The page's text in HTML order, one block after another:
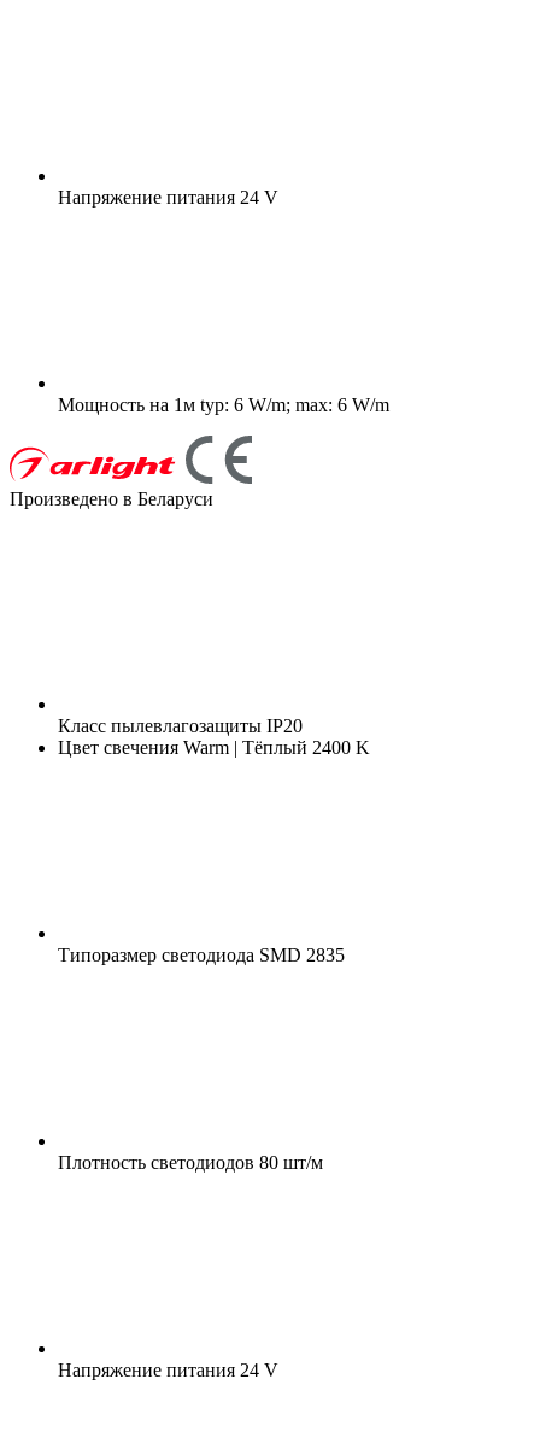
Напряжение питания 24 V
Мощность на 1м typ: 6 W/m; max: 6 W/m
Произведено в Беларуси
Класс пылевлагозащиты IP20
Цвет свечения Warm | Тёплый 2400 K
Типоразмер светодиода SMD 2835
Плотность светодиодов 80 шт/м
Напряжение питания 24 V